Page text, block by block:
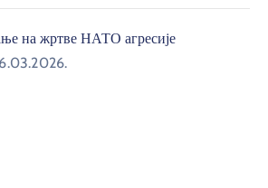
на жртве НАТО агресије